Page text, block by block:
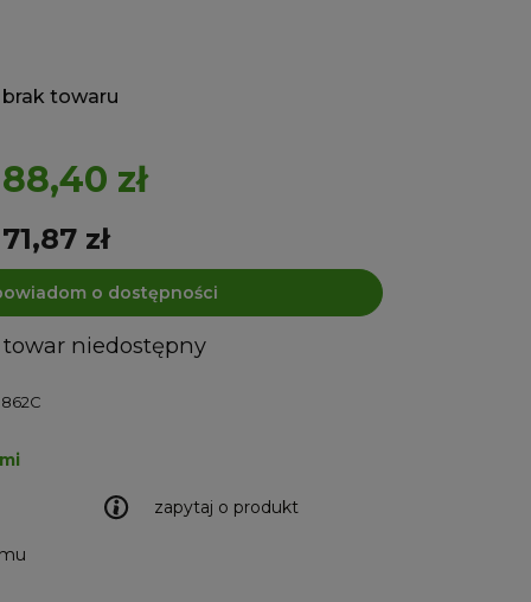
brak towaru
88,40 zł
71,87 zł
o dostępności
towar niedostępny
zapytaj o produkt